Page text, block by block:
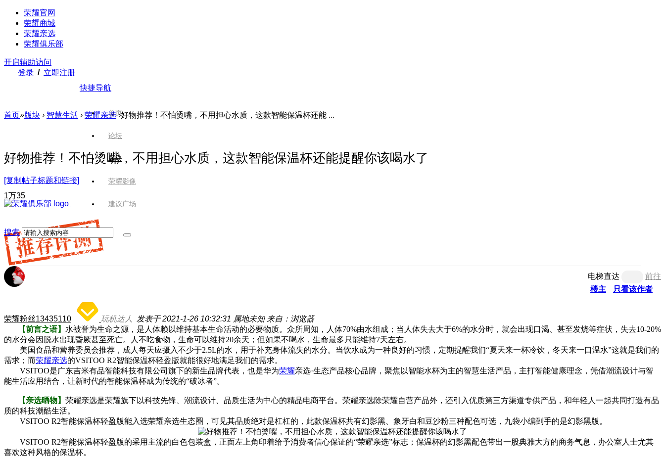
荣耀官网
荣耀商城
荣耀亲选
荣耀俱乐部
开启辅助访问
登录 / 立即注册
快捷导航
首页
论坛
版块
荣耀影像
建议广场
搜索
首页»版块 › 智慧生活 › 荣耀亲选 ›好物推荐！不怕烫嘴，不用担心水质，这款智能保温杯还能 ...
好物推荐！不怕烫嘴，不用担心水质，这款智能保温杯还能提醒你该喝水了
[复制帖子标题和链接]
1万35
电梯直达
前往
楼主
只看该作者
荣耀粉丝13435110 玩机达人 发表于 2021-1-26 10:32:31 属地未知 来自：浏览器
【前言之语】 水被誉为生命之源，是人体赖以维持基本生命活动的必要物质。众所周知，人体70%由水组 成；当人体失去大于6%的水分时，就会出现口渴、甚至发烧等症状，失去10-20%
的水分会因脱水出现昏厥甚至死亡。人不吃食物，生命可以维持20余天；但如果不喝水，生命最多只能维持7天左右。
美国食品和营养委员会推荐，成人每天应摄入不少于2.5L的水，用于补充身体流失的水分。当饮水成为一种良好的习惯，定期提醒我们“夏天来一杯冷饮，冬天来一口温水”这就是我们的
需求；而荣耀亲选的VSITOO R2智能保温杯轻盈版就能很好地满足我们的需求。
VSITOO是广东吉米有品智能科技有限公司旗下的新生品牌代表，也是华为荣耀亲选·生态产品核心品牌 ，聚焦以智能水杯为主的智慧生活产品，主打智能健康理念，凭借潮流设计与智
能生活应用结合，让新时代的智能保温杯成为传统的“破冰者”。
【亲选晒物】 荣耀亲选是荣耀旗下以科技先锋、潮流设计、品质生活为中心的精品电商平台。荣耀亲选除荣耀自营产品外，还引入优质第三方渠道专供产品，和年轻人一起共同打造有品
质的科技潮酷生活。
VSITOO R2智能保温杯轻盈版能入选荣耀亲选生态圈，可见其品质绝对是杠杠的，此款保温杯共有幻影黑、象 牙白和豆沙粉三种配色可选，九袋小编到手的是幻影黑版。
VSITOO R2智能保温杯轻盈版的采用主流的白色包装盒，正面左上角印着给予消费者信心保证的“荣耀亲选”标志；保温杯的幻影黑配色带出一股典雅大方的商务气息，办公室人士尤其
喜欢这种风格的保温杯。